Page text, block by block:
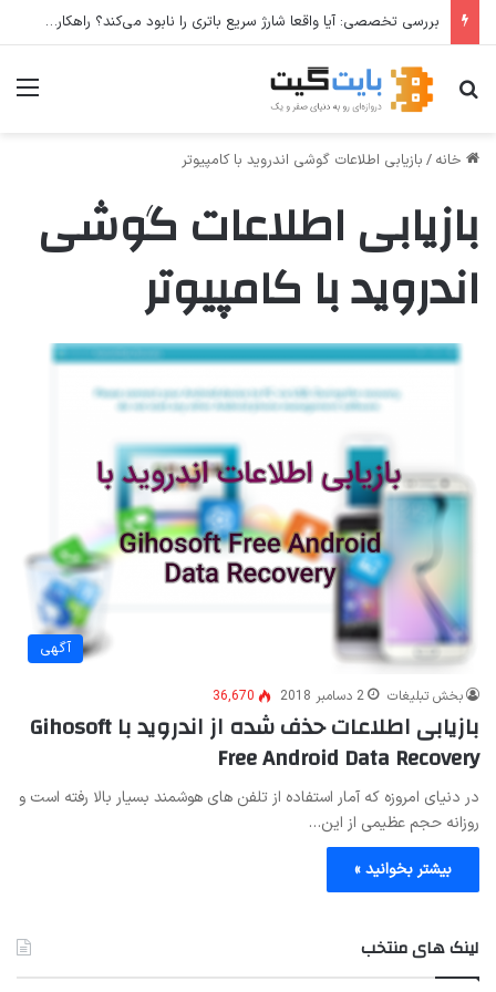
بررسی تخصصی: آیا واقعا شارژ سریع باتری را نابود می‌کند؟ راهکارهای عملی برای افزایش طول عمر باتری
جستجو برای
خانه / بازیابی اطلاعات گوشی اندروید با کامپیوتر
بازیابی اطلاعات گوشی
اندروید با کامپیوتر
آگهی
بخش تبلیغات 2 دسامبر 2018 36,670
بازیابی اطلاعات حذف شده از اندروید با Gihosoft
Free Android Data Recovery
در دنیای امروزه که آمار استفاده از تلفن های هوشمند بسیار بالا رفته است و
روزانه حجم عظیمی از این…
بیشتر بخوانید »
لینک های منتخب